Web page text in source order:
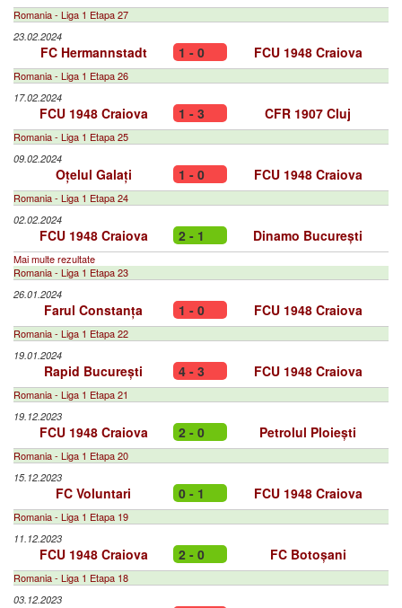
Romania - Liga 1 Etapa 27
23.02.2024
FC Hermannstadt 1 - 0 FCU 1948 Craiova
Romania - Liga 1 Etapa 26
17.02.2024
FCU 1948 Craiova 1 - 3 CFR 1907 Cluj
Romania - Liga 1 Etapa 25
09.02.2024
Oțelul Galați 1 - 0 FCU 1948 Craiova
Romania - Liga 1 Etapa 24
02.02.2024
FCU 1948 Craiova 2 - 1 Dinamo București
Mai multe rezultate
Romania - Liga 1 Etapa 23
26.01.2024
Farul Constanța 1 - 0 FCU 1948 Craiova
Romania - Liga 1 Etapa 22
19.01.2024
Rapid București 4 - 3 FCU 1948 Craiova
Romania - Liga 1 Etapa 21
19.12.2023
FCU 1948 Craiova 2 - 0 Petrolul Ploiești
Romania - Liga 1 Etapa 20
15.12.2023
FC Voluntari 0 - 1 FCU 1948 Craiova
Romania - Liga 1 Etapa 19
11.12.2023
FCU 1948 Craiova 2 - 0 FC Botoșani
Romania - Liga 1 Etapa 18
03.12.2023